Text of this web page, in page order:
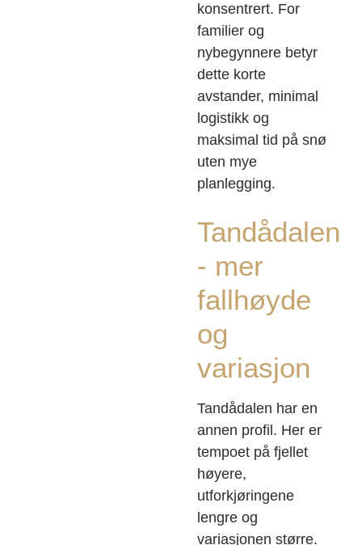
konsentrert. For
familier og
nybegynnere betyr
dette korte
avstander, minimal
logistikk og
maksimal tid på snø
uten mye
planlegging.
Tandådalen
- mer
fallhøyde
og
variasjon
Tandådalen har en
annen profil. Her er
tempoet på fjellet
høyere,
utforkjøringene
lengre og
variasjonen større.